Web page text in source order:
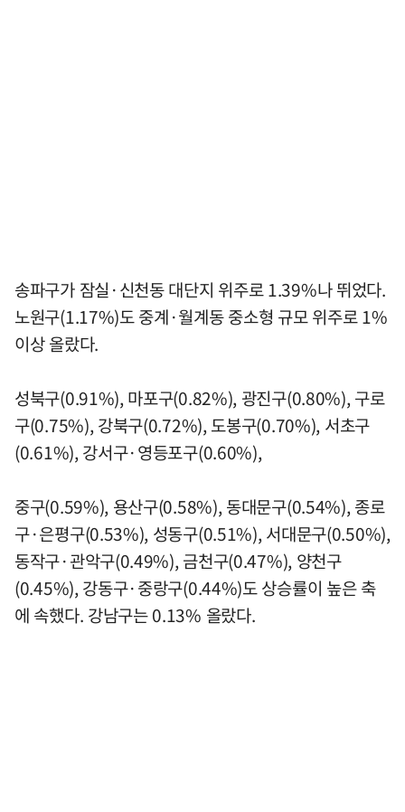
송파구가 잠실·신천동 대단지 위주로 1.39%나 뛰었다.
노원구(1.17%)도 중계·월계동 중소형 규모 위주로 1%
이상 올랐다.
성북구(0.91%), 마포구(0.82%), 광진구(0.80%), 구로
구(0.75%), 강북구(0.72%), 도봉구(0.70%), 서초구
(0.61%), 강서구·영등포구(0.60%),
중구(0.59%), 용산구(0.58%), 동대문구(0.54%), 종로
구·은평구(0.53%), 성동구(0.51%), 서대문구(0.50%),
동작구·관악구(0.49%), 금천구(0.47%), 양천구
(0.45%), 강동구·중랑구(0.44%)도 상승률이 높은 축
에 속했다. 강남구는 0.13% 올랐다.